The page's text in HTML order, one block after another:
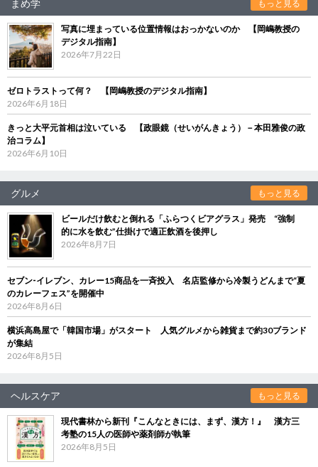
まめ学 もっと見る
写真に埋まっている位置情報はおっかないのか 【岡嶋教授の
デジタル指南】
2026年7月22日
ゼロトラストって何？ 【岡嶋教授のデジタル指南】
2026年6月18日
きっと大平元首相は泣いている 【政眼鏡（せいがんきょう）－本田雅俊の政
治コラム】
2026年6月10日
グルメ もっと見る
ビールだけ飲むと倒れる「ふらつくビアグラス」発売 “強制
的に水を飲む”仕掛けで適正飲酒を後押し
2026年8月7日
セブン‐イレブン、カレー15商品を一斉投入 名店監修から冷製うどんまで“夏
のカレーフェス”を開催中
2026年8月6日
横浜高島屋で「韓国市場」がスタート 人気グルメから雑貨まで約30ブランド
が集結
2026年8月5日
ヘルスケア もっと見る
現代書林から新刊『こんなときには、まず、漢方！』 漢方三
考塾の15人の医師や薬剤師が執筆
2026年8月5日